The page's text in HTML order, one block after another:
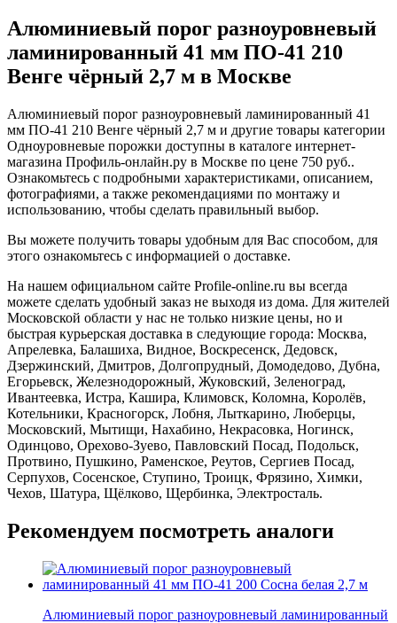
Алюминиевый порог разноуровневый
ламинированный 41 мм ПО-41 210
Венге чёрный 2,7 м в Москве
Алюминиевый порог разноуровневый ламинированный 41
мм ПО-41 210 Венге чёрный 2,7 м и другие товары категории
Одноуровневые порожки доступны в каталоге интернет-
магазина Профиль-онлайн.ру в Москве по цене 750 руб..
Ознакомьтесь с подробными характеристиками, описанием,
фотографиями, а также рекомендациями по монтажу и
использованию, чтобы сделать правильный выбор.
Вы можете получить товары удобным для Вас способом, для
этого ознакомьтесь с информацией о доставке.
На нашем официальном сайте Profile-online.ru вы всегда
можете сделать удобный заказ не выходя из дома. Для жителей
Московской области у нас не только низкие цены, но и
быстрая курьерская доставка в следующие города: Москва,
Апрелевка, Балашиха, Видное, Воскресенск, Дедовск,
Дзержинский, Дмитров, Долгопрудный, Домодедово, Дубна,
Егорьевск, Железнодорожный, Жуковский, Зеленоград,
Ивантеевка, Истра, Кашира, Климовск, Коломна, Королёв,
Котельники, Красногорск, Лобня, Лыткарино, Люберцы,
Московский, Мытищи, Нахабино, Некрасовка, Ногинск,
Одинцово, Орехово-Зуево, Павловский Посад, Подольск,
Протвино, Пушкино, Раменское, Реутов, Сергиев Посад,
Серпухов, Сосенское, Ступино, Троицк, Фрязино, Химки,
Чехов, Шатура, Щёлково, Щербинка, Электросталь.
Рекомендуем посмотреть аналоги
Алюминиевый порог разноуровневый ламинированный